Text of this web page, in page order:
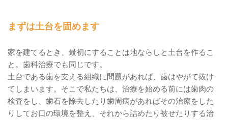
まずは土台を固めます
家を建てるとき、最初にすることは地ならしと土台を作るこ
と。歯科治療でも同じです。
土台である歯を支える組織に問題があれば、歯はやがて抜け
てしまいます。そこで私たちは、治療を始める前には歯肉の
検査をし、歯石を除去したり歯周病があればその治療をした
りしてお口の環境を整え、それから詰めたり被せたりする治